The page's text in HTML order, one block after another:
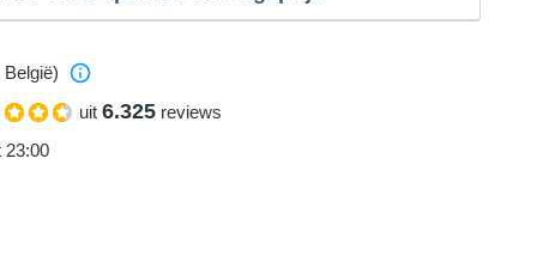
uit 6.325 reviews
23:00